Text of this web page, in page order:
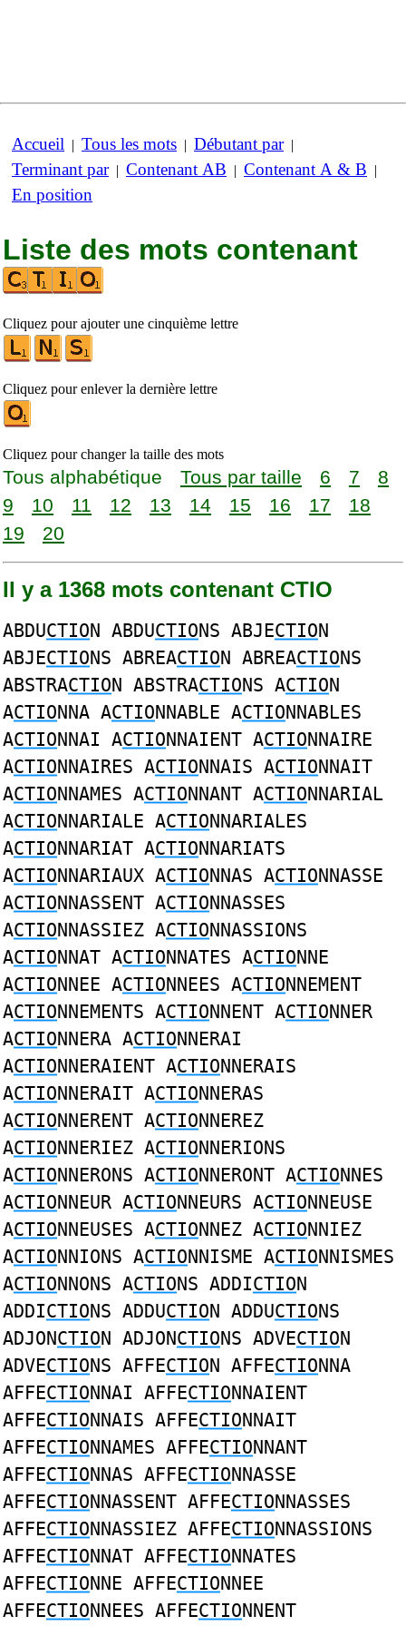
Accueil | Tous les mots | Débutant par|
Terminant par| Contenant AB | Contenant A & B |
En position
Liste des mots contenant
Cliquez pour ajouter une cinquième lettre
Cliquez pour enlever la dernière lettre
Cliquez pour changer la taille des mots
Tous alphabétique Tous par taille 6 7
8
9
10 11 12 13 14 15 16 17
18
19
20
Il y a 1368 mots contenant CTIO
ABDUCTION ABDUCTIONS ABJECTION
ABJECTIONS ABREACTION ABREACTIONS
ABSTRACTION ABSTRACTIONS ACTION
ACTIONNA ACTIONNABLE ACTIONNABLES
ACTIONNAI ACTIONNAIENT ACTIONNAIRE
ACTIONNAIRES ACTIONNAIS ACTIONNAIT
ACTIONNAMES ACTIONNANT ACTIONNARIAL
ACTIONNARIALE ACTIONNARIALES
ACTIONNARIAT ACTIONNARIATS
ACTIONNARIAUX ACTIONNAS ACTIONNASSE
ACTIONNASSENT ACTIONNASSES
ACTIONNASSIEZ ACTIONNASSIONS
ACTIONNAT ACTIONNATES ACTIONNE
ACTIONNEE ACTIONNEES ACTIONNEMENT
ACTIONNEMENTS ACTIONNENT ACTIONNER
ACTIONNERA ACTIONNERAI
ACTIONNERAIENT ACTIONNERAIS
ACTIONNERAIT ACTIONNERAS
ACTIONNERENT ACTIONNEREZ
ACTIONNERIEZ ACTIONNERIONS
ACTIONNERONS ACTIONNERONT ACTIONNES
ACTIONNEUR ACTIONNEURS ACTIONNEUSE
ACTIONNEUSES ACTIONNEZ ACTIONNIEZ
ACTIONNIONS ACTIONNISME ACTIONNISMES
ACTIONNONS ACTIONS ADDICTION
ADDICTIONS ADDUCTION ADDUCTIONS
ADJONCTION ADJONCTIONS ADVECTION
ADVECTIONS AFFECTION AFFECTIONNA
AFFECTIONNAI AFFECTIONNAIENT
AFFECTIONNAIS AFFECTIONNAIT
AFFECTIONNAMES AFFECTIONNANT
AFFECTIONNAS AFFECTIONNASSE
AFFECTIONNASSENT AFFECTIONNASSES
AFFECTIONNASSIEZ AFFECTIONNASSIONS
AFFECTIONNAT AFFECTIONNATES
AFFECTIONNE AFFECTIONNEE
AFFECTIONNEES AFFECTIONNENT